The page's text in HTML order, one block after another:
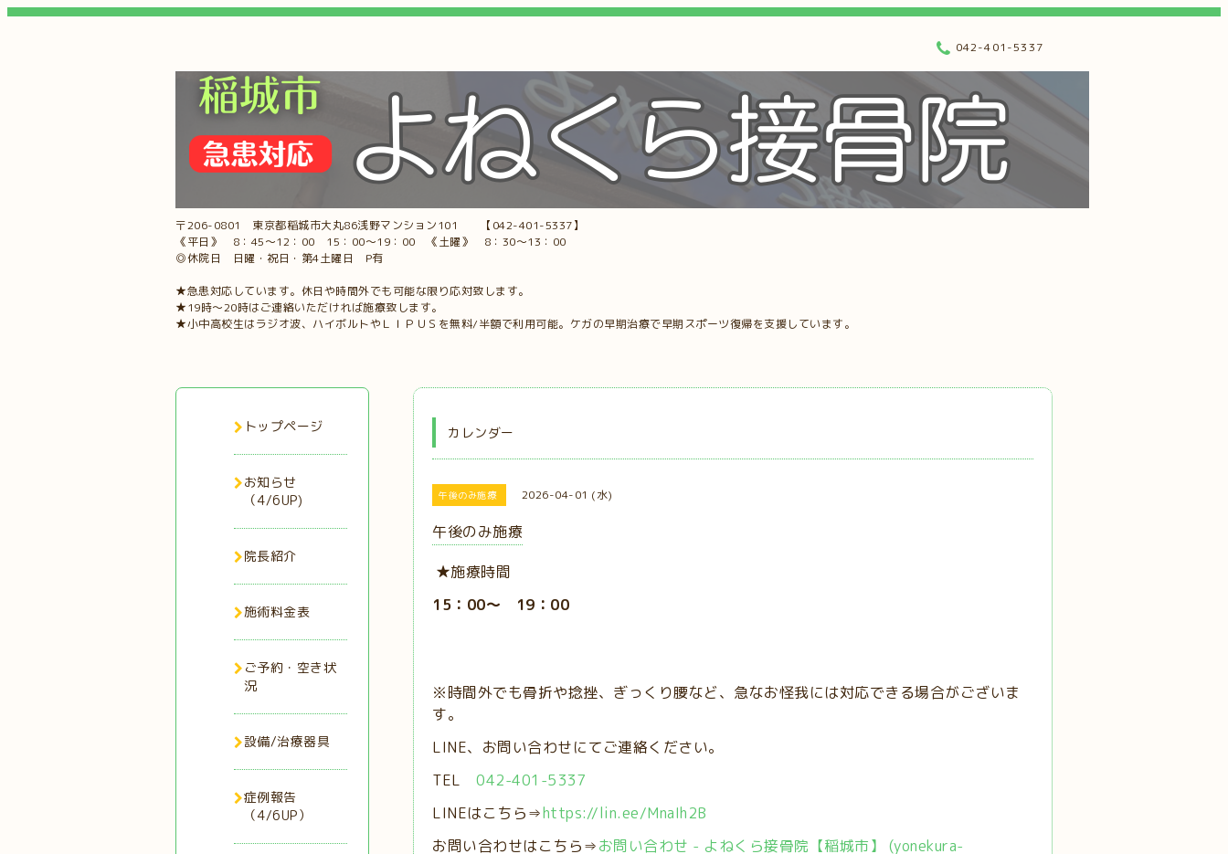
〒206-0801 東京都稲城市大丸86浅野マンション101 【042-401-5337】
《平日》 8：45～12：00 15：00～19：00 《土曜》 8：30～13：00
◎休院日 日曜・祝日・第4土曜日 P有
★急患対応しています。休日や時間外でも可能な限り応対致します。
★19時～20時はご連絡いただければ施療致します。
★小中高校生はラジオ波、ハイボルトやＬＩＰＵＳを無料/半額で利用可能。ケガの早期治療で早期スポーツ復帰を支援しています。
042-401-5337
カレンダー
午後のみ施療 2026-04-01 (水)
午後のみ施療
★施療時間
15：00～ 19：00
※時間外でも骨折や捻挫、ぎっくり腰など、急なお怪我には対応できる場合がございま
す。
LINE、お問い合わせにてご連絡ください。
TEL 042-401-5337
LINEはこちら⇒https://lin.ee/MnaIh2B
お問い合わせはこちら⇒お問い合わせ - よねくら接骨院【稲城市】 (yonekura-
トップページ
お知らせ
（4/6UP)
院長紹介
施術料金表
ご予約・空き状
況
設備/治療器具
症例報告
（4/6UP）